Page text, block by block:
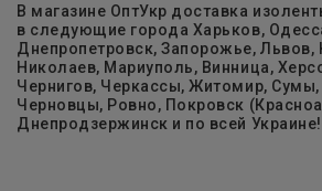
В магазине ОптУкр доставка
в следующие города Харьков,
Днепропетровск, Запорожье, Львов,
Николаев, Мариуполь, Винница,
Чернигов, Черкассы, Житомир,
Черновцы, Ровно, Покровск
Днепродзержинск и по всей Украине!